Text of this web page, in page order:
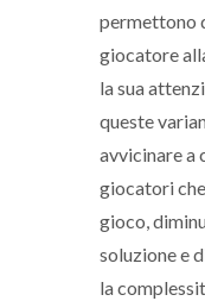
permettono
giocatore
la sua
queste
avvicinare a
giocatori
gioco,
soluzione e
la